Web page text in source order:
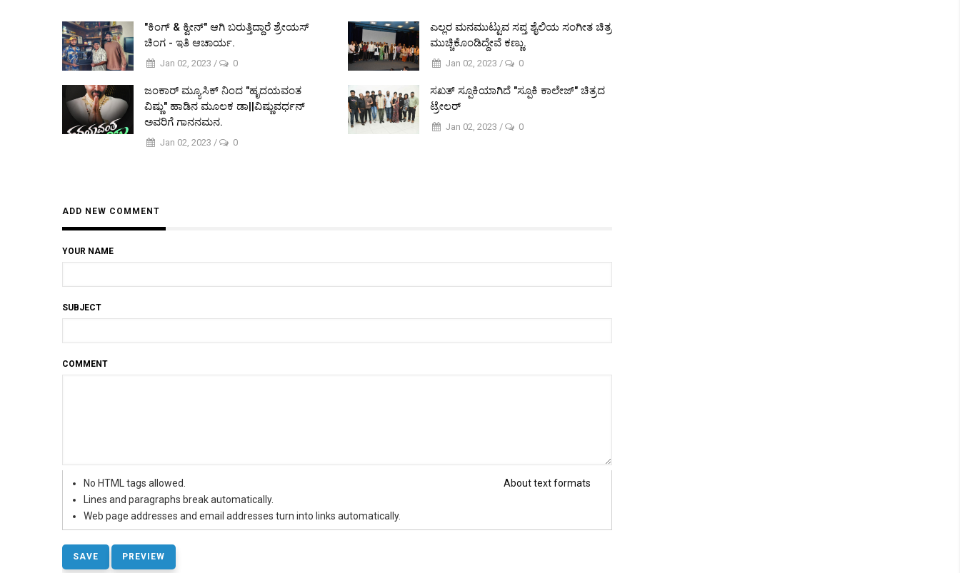
"ಕಿಂಗ್ & ಕ್ವೀನ್" ಆಗಿ ಬರುತ್ತಿದ್ದಾರೆ ಶ್ರೇಯಸ್
ಚಿಂಗ - ಇತಿ ಆಚಾರ್ಯ.
Jan 02, 2023 / 0
ಎಲ್ಲರ ಮನಮುಟ್ಟುವ ಸಪ್ತ ಶೈಲಿಯ ಸಂಗೀತ ಚಿತ್ರ
ಮುಚ್ಚಿಕೊಂಡಿದ್ದೇವೆ ಕಣ್ಣು.
Jan 02, 2023 / 0
ಜಂಕಾರ್ ಮ್ಯೂಸಿಕ್ ನಿಂದ "ಹೃದಯವಂತ
ವಿಷ್ಣು" ಹಾಡಿನ ಮೂಲಕ ಡಾ||ವಿಷ್ಣುವರ್ಧನ್
ಅವರಿಗೆ ಗಾನನಮನ.
Jan 02, 2023 / 0
ಸಖತ್ ಸ್ಪೂಕಿಯಾಗಿದೆ "ಸ್ಪೂಕಿ ಕಾಲೇಜ್" ಚಿತ್ರದ
ಟ್ರೇಲರ್
Jan 02, 2023 / 0
ADD NEW COMMENT
YOUR NAME
SUBJECT
COMMENT
About text formats
No HTML tags allowed.
Lines and paragraphs break automatically.
Web page addresses and email addresses turn into links automatically.